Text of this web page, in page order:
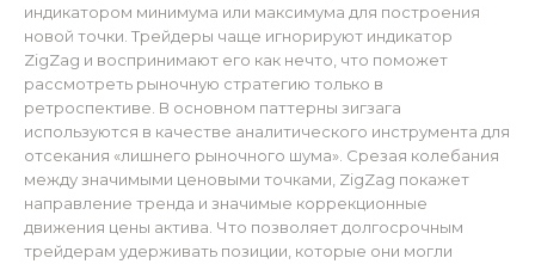
индикатором минимума или максимума для построения
новой точки. Трейдеры чаще игнорируют индикатор
ZigZag и воспринимают его как нечто, что поможет
рассмотреть рыночную стратегию только в
ретроспективе. В основном паттерны зигзага
используются в качестве аналитического инструмента для
отсекания «лишнего рыночного шума». Срезая колебания
между значимыми ценовыми точками, ZigZag покажет
направление тренда и значимые коррекционные
движения цены актива. Что позволяет долгосрочным
трейдерам удерживать позиции, которые они могли